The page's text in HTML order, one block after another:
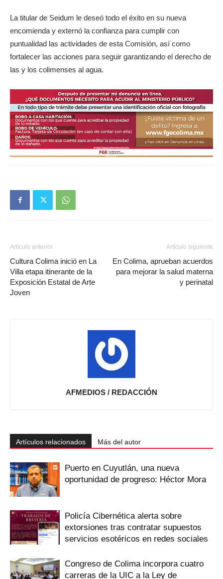
La titular de Seidum le deseó todo el éxito en su nueva
encomienda y externó la confianza para cumplir con
puntualidad las actividades de esta Comisión, así como
fortalecer las acciones para seguir garantizando el derecho de
las y los colimenses al agua.
Artículo anterior
Cultura Colima inició en La
Villa etapa itinerante de la
Exposición Estatal de Arte
Joven
Artículo siguiente
En Colima, aprueban acuerdos
para mejorar la salud materna
y perinatal
AFMEDIOS / REDACCIÓN
Artículos relacionados Más del autor
Puerto en Cuyutlán, una nueva
oportunidad de progreso: Héctor Mora
Policía Cibernética alerta sobre
extorsiones tras contratar supuestos
servicios esotéricos en redes sociales
Congreso de Colima incorpora cuatro
carreras de la UIC a la Ley de